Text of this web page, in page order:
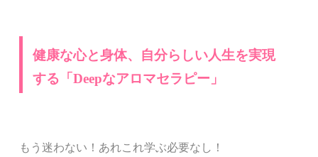
健康な心と身体、自分らしい人生を実現
する「Deepなアロマセラピー」
もう迷わない！あれこれ学ぶ必要なし！